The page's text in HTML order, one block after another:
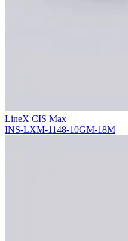
LineX CIS Max
INS-LXM-1148-10GM-18M